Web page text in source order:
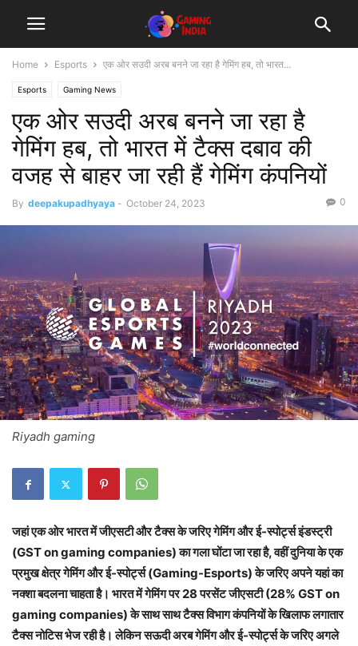
Home Esports एक ओर सउदी अरब बनने जा रहा है गेमिंग हब, तो भारत...
Esports Gaming News
एक ओर सउदी अरब बनने जा रहा है
गेमिंग हब, तो भारत में टैक्स दबाव की
वजह से बाहर जा रही हैं गेमिंग कंपनियों
By deepakupadhyaya - October 24, 2023 0
Riyadh gaming
जहां एक ओर भारत में जीएसटी और टैक्स के जरिए गेमिंग और ई-स्पोर्ट्स इंडस्ट्री
(GST on gaming companies) का गला घोंटा जा रहा है, वहीं दुनिया के एक
प्रमुख क्षेत्र गेमिंग और ई-स्पोर्ट्स (Gaming-Esports) के जरिए अपने यहां का
नक्शा बदलना चाहता है। भारत में गेमिंग पर 28 परसेंट जीएसटी (28% GST on
gaming companies) के साथ साथ टैक्स विभाग कंपनियों के खिलाफ लगातार
टैक्स नोटिस भेज रही है। लेकिन सऊदी अरब गेमिंग और ई-स्पोर्ट्स के जरिए अगले